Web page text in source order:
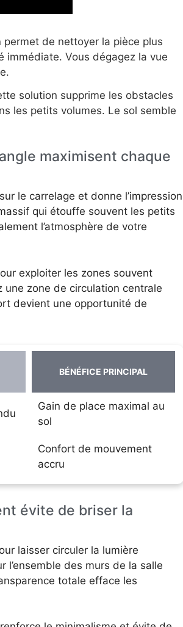
permet de nettoyer la pièce plus
immédiate. Vous dégagez la vue
solution supprime les obstacles
les petits volumes. Le sol semble
maximisent chaque
le carrelage et donne l’impression
qui étouffe souvent les petits
l’atmosphère de votre
exploiter les zones souvent
une zone de circulation centrale
devient une opportunité de
BÉNÉFICE PRINCIPAL
Gain de place maximal au
sol
Confort de mouvement
accru
évite de briser la
laisser circuler la lumière
des murs de la salle
totale efface les